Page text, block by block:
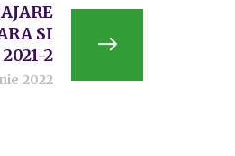
SI
2
2022